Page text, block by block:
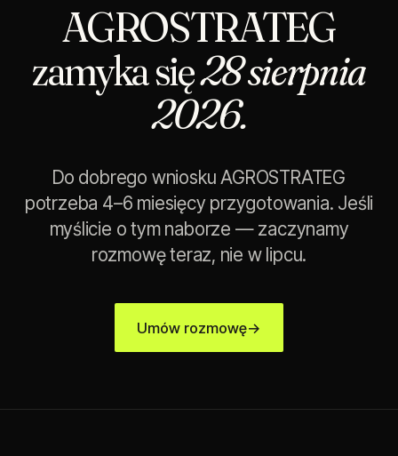
AGROSTRATEG
zamyka się28 sierpnia
2026.
Do dobrego wniosku AGROSTRATEG
potrzeba 4–6 miesięcy przygotowania. Jeśli
myślicie o tym naborze — zaczynamy
rozmowę teraz, nie w lipcu.
Umów rozmowę→